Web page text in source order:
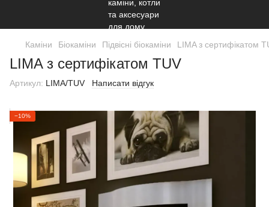
Каміни Біокаміни Підвісні біокаміни LIMA з сертифікатом
LIMA з сертифікатом TUV
Артикул: LIMA/TUV Написати відгук
−10%